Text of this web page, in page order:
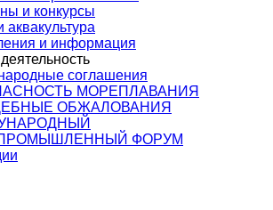
и конкурсы
аквакультура
и информация
соглашения
МОРЕПЛАВАНИЯ
ОБЖАЛОВАНИЯ
ФОРУМ